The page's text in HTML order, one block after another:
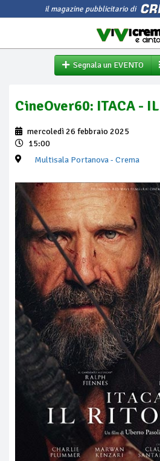
il magazine pubblicitario di
Segnala un EVENTO
CineOver60: ITACA -
mercoledì 26 febbraio 2025
15:00
Multisala Portanova- Crema